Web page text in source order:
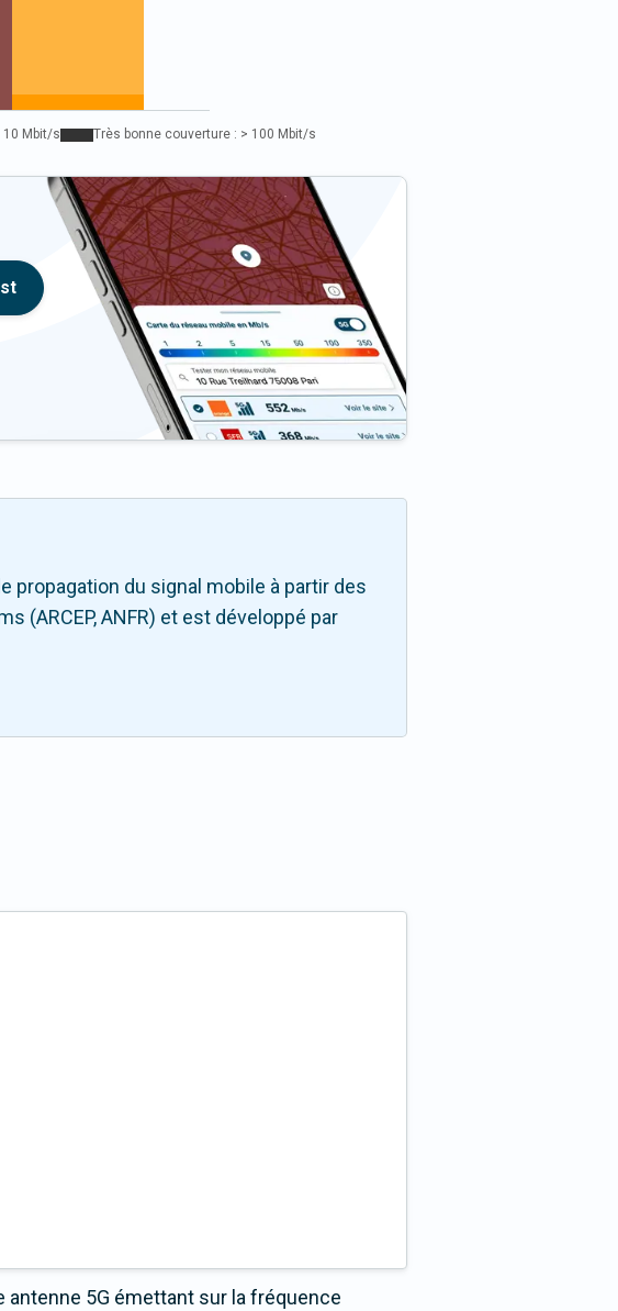
10 Mbit/s Très bonne couverture : > 100 Mbit/s
propagation du signal mobile à partir des
(ARCEP, ANFR) et est développé par
antenne 5G émettant sur la fréquence